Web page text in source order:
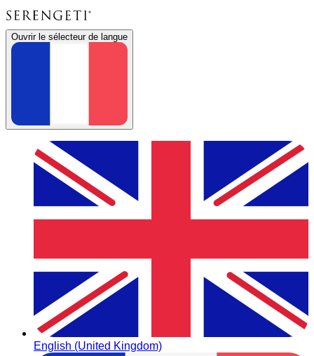
Ouvrir le sélecteur de langue
English (United Kingdom)